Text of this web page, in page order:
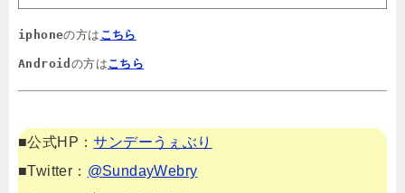
iphoneの方は こちら
Android の方はこちら
■公式HP：サンデーうぇぶり
■Twitter： @SundayWebry